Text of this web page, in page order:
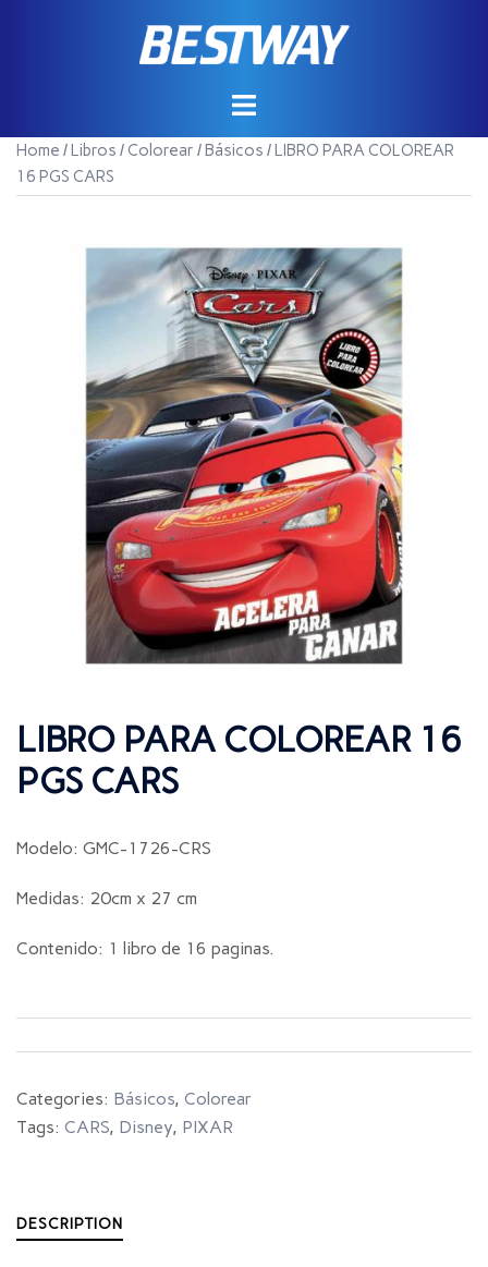
Home /Libros / Colorear /Básicos / LIBRO PARA COLOREAR
16 PGS CARS
LIBRO PARA COLOREAR 16
PGS CARS
Modelo: GMC-1726-CRS
Medidas: 20cm x 27 cm
Contenido: 1 libro de 16 paginas.
Categories: Básicos, Colorear
Tags: CARS, Disney, PIXAR
DESCRIPTION